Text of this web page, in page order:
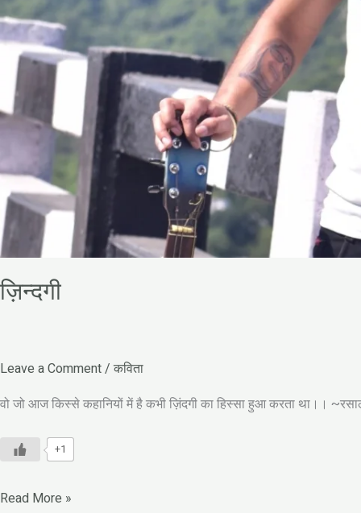
ज़िन्दगी
Leave a Comment/ कविता
वो जो आज किस्से कहानियों में है कभी ज़िंदगी का हिस्सा हुआ करता था।। ~रसाल
+1
Read More »